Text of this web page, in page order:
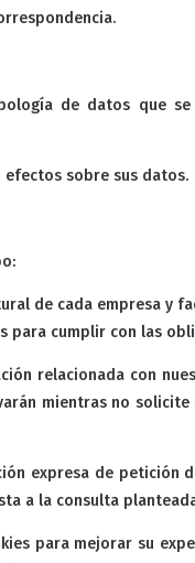
de datos que
sobre sus datos.
de cada empresa
para cumplir con las
relacionada con
mientras no
expresa de
a la consulta
para mejorar su